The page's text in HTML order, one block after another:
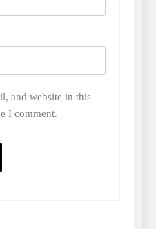
and website in this
I comment.